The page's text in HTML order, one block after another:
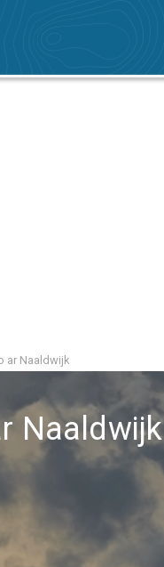
ar Naaldwijk
Naaldwijk